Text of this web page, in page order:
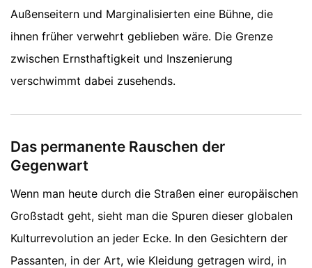
Außenseitern und Marginalisierten eine Bühne, die
ihnen früher verwehrt geblieben wäre. Die Grenze
zwischen Ernsthaftigkeit und Inszenierung
verschwimmt dabei zusehends.
Das permanente Rauschen der
Gegenwart
Wenn man heute durch die Straßen einer europäischen
Großstadt geht, sieht man die Spuren dieser globalen
Kulturrevolution an jeder Ecke. In den Gesichtern der
Passanten, in der Art, wie Kleidung getragen wird, in